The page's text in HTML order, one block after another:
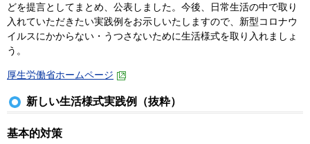
どを提言としてまとめ、公表しました。今後、日常生活の中で取り
入れていただきたい実践例をお示しいたしますので、新型コロナウ
イルスにかからない・うつさないために生活様式を取り入れましょ
う。
厚生労働省ホームページ
新しい生活様式実践例（抜粋）
基本的対策